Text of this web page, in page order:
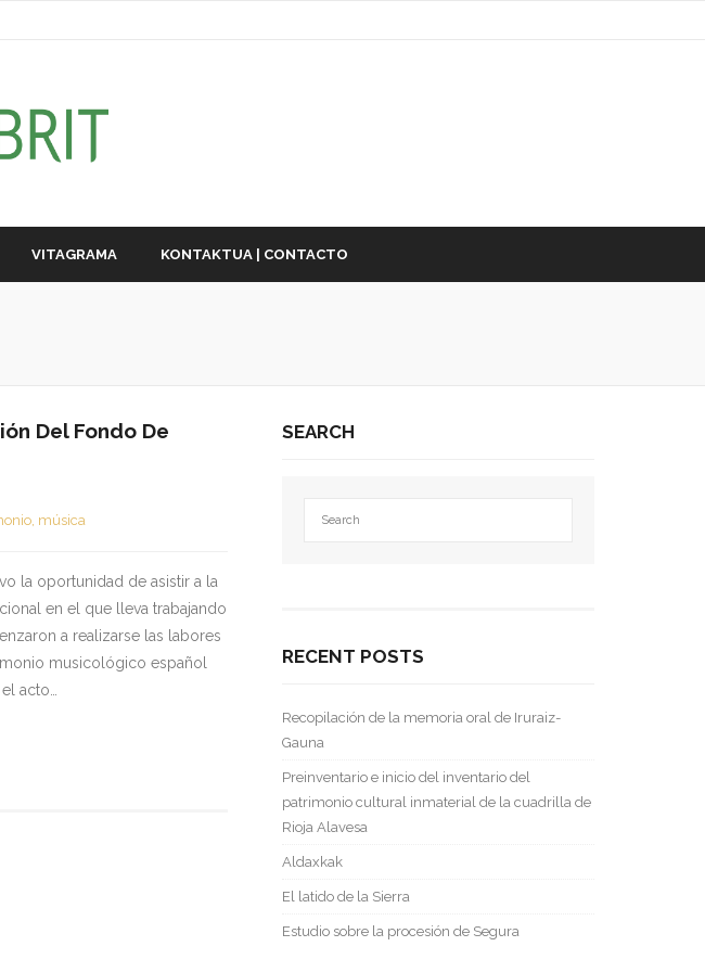
VITAGRAMA KONTAKTUA | CONTACTO
Del Fondo De
, música
la oportunidad de asistir a la
en el que lleva trabajando
a realizarse las labores
musicológico español
acto…
SEARCH
RECENT POSTS
Recopilación de la memoria oral de Iruraiz-
Gauna
Preinventario e inicio del inventario del
patrimonio cultural inmaterial de la cuadrilla de
Rioja Alavesa
Aldaxkak
El latido de la Sierra
Estudio sobre la procesión de Segura